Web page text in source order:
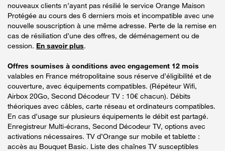
nouveaux clients n’ayant pas résilié le service Orange Maison
Protégée au cours des 6 derniers mois et incompatible avec une
nouvelle souscription à une même adresse. Perte de la remise en
cas de résiliation d’une des offres, de déménagement ou de
cession. En savoir plus.
Offres soumises à conditions avec engagement 12 mois
valables en France métropolitaine sous réserve d’éligibilité et de
couverture, avec équipements compatibles. (Répéteur Wifi,
Airbox 20Go, Second Décodeur TV : 10€ chacun). Débits
théoriques avec câbles, carte réseau et ordinateurs compatibles.
En cas d’usage sur plusieurs équipements le débit est partagé.
Enregistreur Multi-écrans, Second Décodeur TV, options avec
activations nécessaires. TV d’Orange sur mobile et tablette :
accès au Bouquet Basic. Liste des chaînes TV susceptibles